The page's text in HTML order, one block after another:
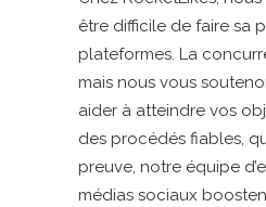
être difficile de faire sa
plateformes. La
mais nous vous
aider à atteindre vos
des procédés fiables,
preuve, notre équipe
médias sociaux